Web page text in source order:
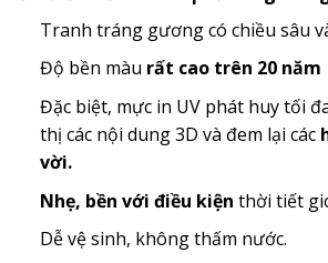
Tranh tráng gương có chiều sâu
Độ bền màu rất cao trên 20 năm
Đặc biệt, mực in UV phát huy tối
thị các nội dung 3D và đem lại các
vời.
Nhẹ, bền với điều kiện thời tiết
Dễ vệ sinh, không thấm nước.